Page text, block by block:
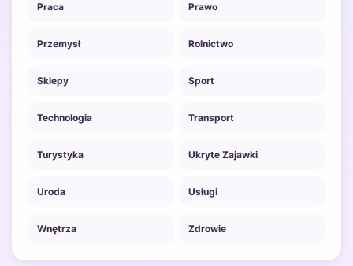
Praca Prawo
Przemysł Rolnictwo
Sklepy Sport
Technologia Transport
Turystyka Ukryte Zajawki
Uroda Usługi
Wnętrza Zdrowie